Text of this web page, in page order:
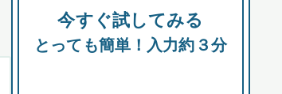
今すぐ試してみる
とっても簡単！入力約３分